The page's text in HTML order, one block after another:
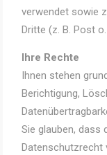
verwendet sowie
Dritte (z. B. Post
Ihre Rechte
Ihnen stehen
Berichtigung,
Sie glauben, dass